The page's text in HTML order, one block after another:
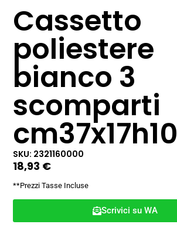
Cassetto
poliestere
bianco 3
scomparti
cm37x17h10
SKU: 2321160000
18,93 €
**Prezzi Tasse Incluse
Scrivici su WA